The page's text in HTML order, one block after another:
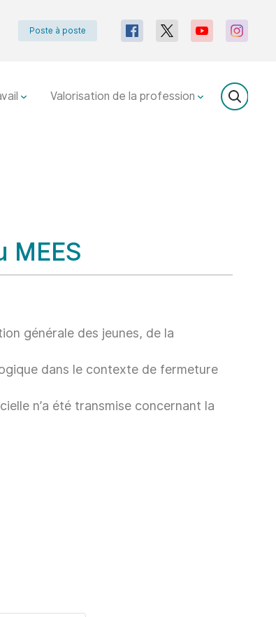
Poste à poste
Valorisation de la profession
MEES
générale des jeunes, de la
dans le contexte de fermeture
n’a été transmise concernant la